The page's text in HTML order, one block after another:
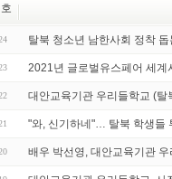
탈북 청소년 남한사회 정착
2021년 글로벌유스페어 세계
대안교육기관 우리들학교 (
"와, 신기하네"… 탈북 학생들
배우 박선영, 대안교육기관